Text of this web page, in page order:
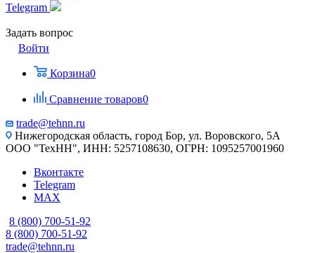
Telegram
Задать вопрос
Войти
Корзина0
Сравнение товаров0
trade@tehnn.ru
Нижегородская область, город Бор, ул. Воровского, 5А
ООО "ТехНН", ИНН: 5257108630, ОГРН: 1095257001960
Вконтакте
Telegram
MAX
8 (800) 700-51-92
8 (800) 700-51-92
trade@tehnn.ru